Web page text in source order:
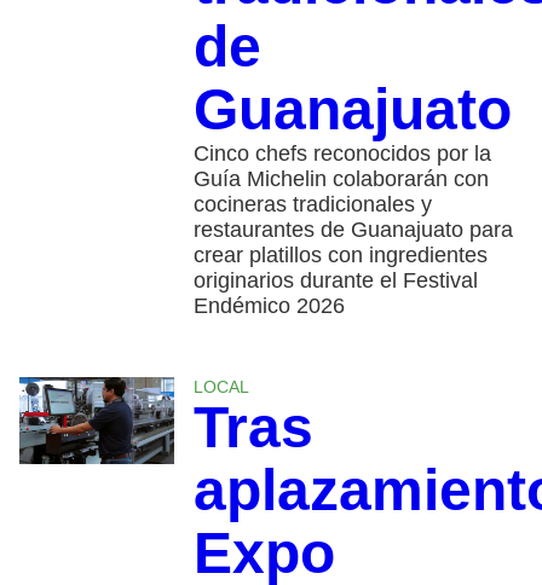
de
Guanajuato
Cinco chefs reconocidos por la
Guía Michelin colaborarán con
cocineras tradicionales y
restaurantes de Guanajuato para
crear platillos con ingredientes
originarios durante el Festival
Endémico 2026
LOCAL
Tras
Expo